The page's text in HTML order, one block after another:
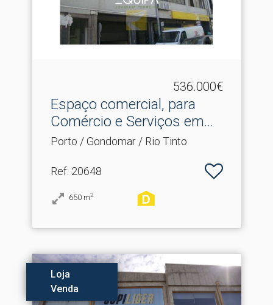
536.000€
Espaço comercial, para
Comércio e Serviços em.​..
Porto / Gondomar / Rio Tinto
Ref: 20648
650 m2
Loja
Venda